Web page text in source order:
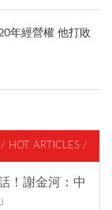
年經營權 他打敗
/ HOT ARTICLES /
！謝金河：中